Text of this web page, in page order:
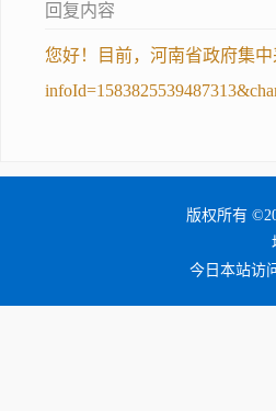
回复内容
您好！目前，河南省政府集中
版权所有
今日本站访